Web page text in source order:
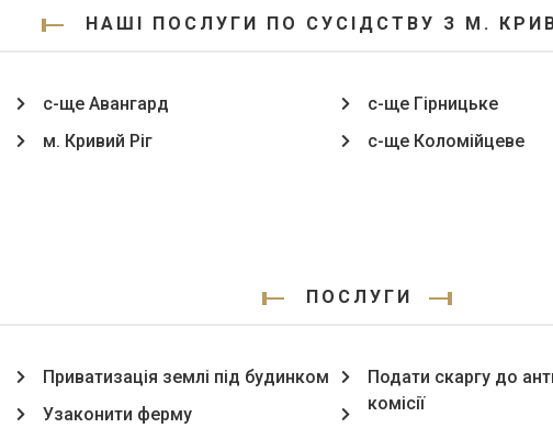
НАШІ ПОСЛУГИ ПО СУСІДСТВУ З М.
с-ще Авангард
м. Кривий Ріг
с-ще Гірницьке
с-ще Коломійцеве
ПОСЛУГИ
Приватизація землі під будинком
Узаконити ферму
Подати скаргу до
комісії